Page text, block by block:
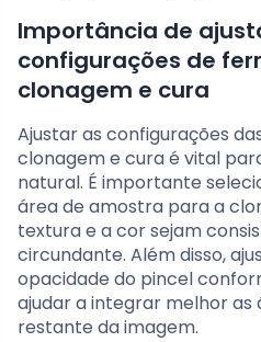
Importância de
configurações de
clonagem e cura
Ajustar as configurações
clonagem e cura é vital
natural. É importante
área de amostra para a
textura e a cor sejam
circundante. Além disso,
opacidade do pincel
ajudar a integrar melhor as
restante da imagem.